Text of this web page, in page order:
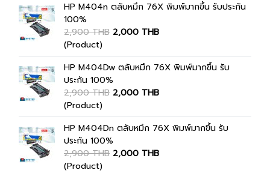
HP M404n ตลับหมึก 76X พิมพ์มากขึ้น รับประกัน
100%
2,900 THB 2,000 THB
(Product)
HP M404Dw ตลับหมึก 76X พิมพ์มากขึ้น รับ
ประกัน 100%
2,900 THB 2,000 THB
(Product)
HP M404Dn ตลับหมึก 76X พิมพ์มากขึ้น รับ
ประกัน 100%
2,900 THB 2,000 THB
(Product)